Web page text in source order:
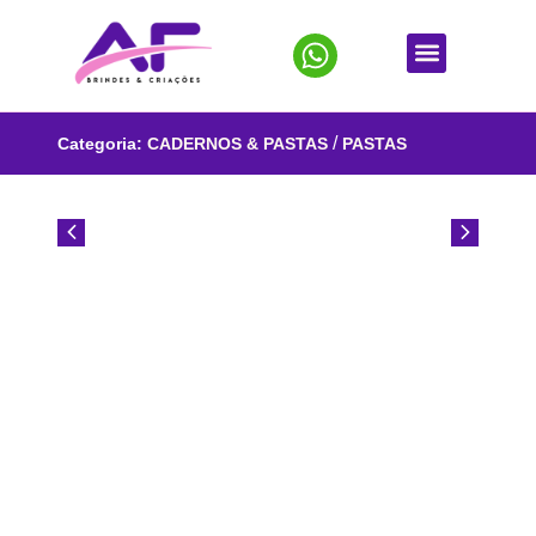
Categoria: CADERNOS & PASTAS / PASTAS